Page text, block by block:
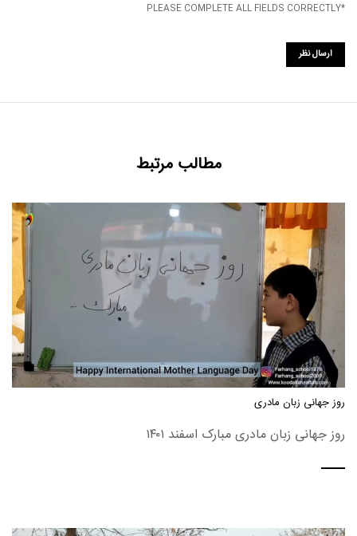
*PLEASE COMPLETE ALL FIELDS CORRECTLY
مطالب مرتبط
روز جهانی زبان مادری
روز جهانی زبان مادری مبارک اسفند ۱۴۰۱